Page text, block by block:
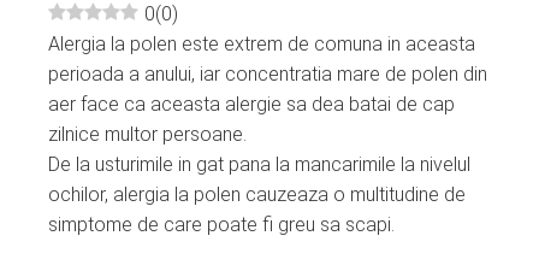
0(0)
Alergia la polen este extrem de comuna in aceasta
perioada a anului, iar concentratia mare de polen din
aer face ca aceasta alergie sa dea batai de cap
zilnice multor persoane.
De la usturimile in gat pana la mancarimile la nivelul
ochilor, alergia la polen cauzeaza o multitudine de
simptome de care poate fi greu sa scapi.